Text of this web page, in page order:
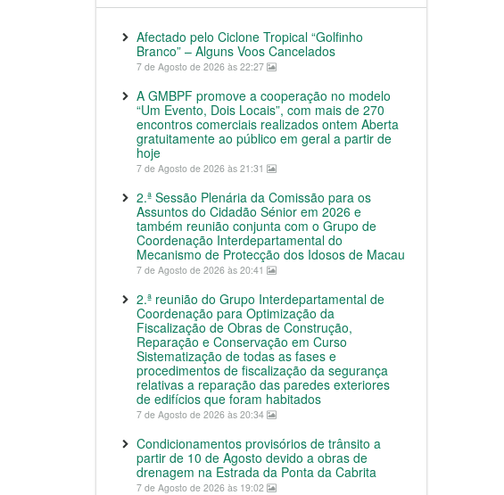
Afectado pelo Ciclone Tropical “Golfinho
Branco” – Alguns Voos Cancelados
7 de Agosto de 2026 às 22:27
A GMBPF promove a cooperação no modelo
“Um Evento, Dois Locais”, com mais de 270
encontros comerciais realizados ontem Aberta
gratuitamente ao público em geral a partir de
hoje
7 de Agosto de 2026 às 21:31
2.ª Sessão Plenária da Comissão para os
Assuntos do Cidadão Sénior em 2026 e
também reunião conjunta com o Grupo de
Coordenação Interdepartamental do
Mecanismo de Protecção dos Idosos de Macau
7 de Agosto de 2026 às 20:41
2.ª reunião do Grupo Interdepartamental de
Coordenação para Optimização da
Fiscalização de Obras de Construção,
Reparação e Conservação em Curso
Sistematização de todas as fases e
procedimentos de fiscalização da segurança
relativas a reparação das paredes exteriores
de edifícios que foram habitados
7 de Agosto de 2026 às 20:34
Condicionamentos provisórios de trânsito a
partir de 10 de Agosto devido a obras de
drenagem na Estrada da Ponta da Cabrita
7 de Agosto de 2026 às 19:02